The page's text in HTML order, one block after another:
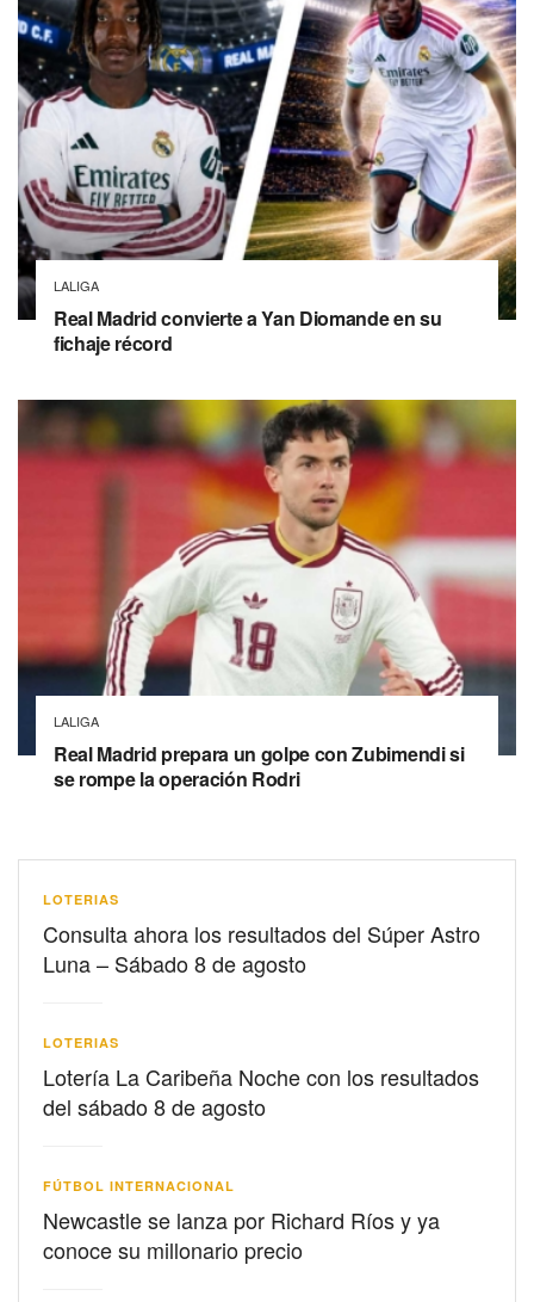
LALIGA
Real Madrid convierte a Yan Diomande en su
fichaje récord
LALIGA
Real Madrid prepara un golpe con Zubimendi si
se rompe la operación Rodri
LOTERIAS
Consulta ahora los resultados del Súper Astro
Luna – Sábado 8 de agosto
LOTERIAS
Lotería La Caribeña Noche con los resultados
del sábado 8 de agosto
FÚTBOL INTERNACIONAL
Newcastle se lanza por Richard Ríos y ya
conoce su millonario precio